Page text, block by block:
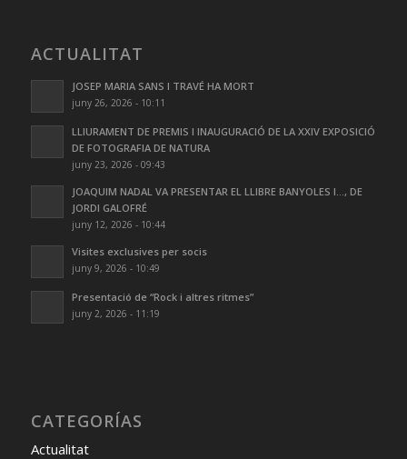
ACTUALITAT
JOSEP MARIA SANS I TRAVÉ HA MORT
juny 26, 2026 - 10:11
LLIURAMENT DE PREMIS I INAUGURACIÓ DE LA XXIV EXPOSICIÓ
DE FOTOGRAFIA DE NATURA
juny 23, 2026 - 09:43
JOAQUIM NADAL VA PRESENTAR EL LLIBRE BANYOLES I…, DE
JORDI GALOFRÉ
juny 12, 2026 - 10:44
Visites exclusives per socis
juny 9, 2026 - 10:49
Presentació de “Rock i altres ritmes”
juny 2, 2026 - 11:19
CATEGORÍAS
Actualitat